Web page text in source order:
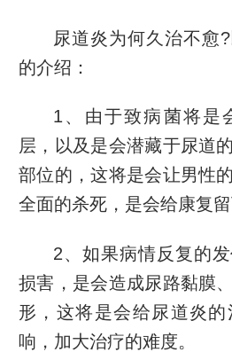
尿道炎为何久治不愈
的介绍：
1、由于致病菌将是
层，以及是会潜藏于尿道
部位的，这将是会让男性
全面的杀死，是会给康复留
2、如果病情反复的
损害，是会造成尿路黏膜
形，这将是会给尿道炎
响，加大治疗的难度。